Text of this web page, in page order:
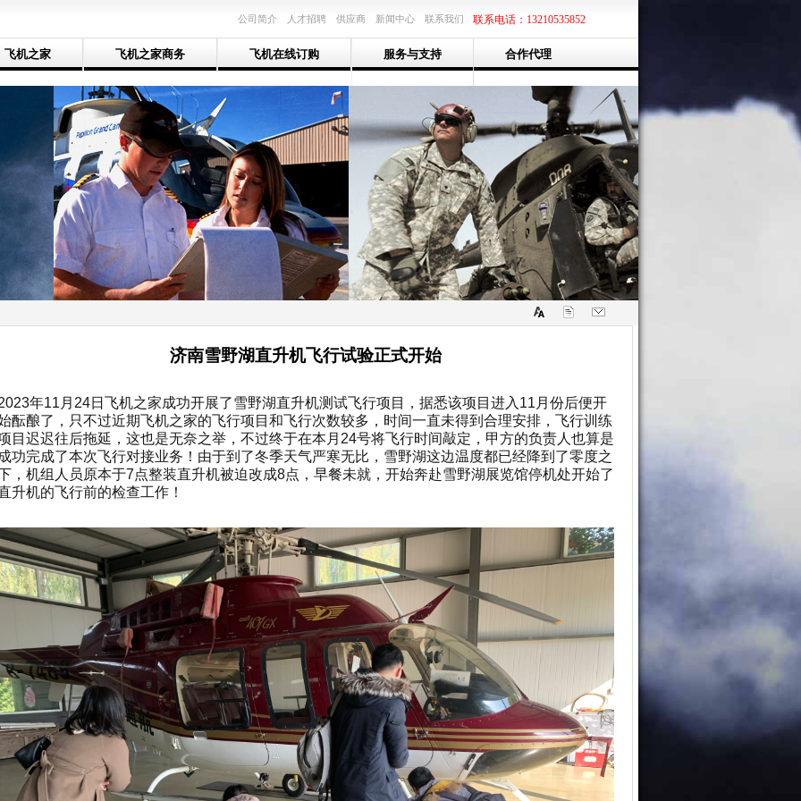
飞机之家 飞机之家商务 飞机在线订购 服务与支持 合作代理
济南雪野湖直升机飞行试验正式开始
年11月24日飞机之家成功开展了雪野湖直升机测试飞行项目，据悉该项目进入11月份后便开
酝酿了，只不过近期飞机之家的飞行项目和飞行次数较多，时间一直未得到合理安排，飞行训练
目迟迟往后拖延，这也是无奈之举，不过终于在本月24号将飞行时间敲定，甲方的负责人也算是
功完成了本次飞行对接业务！由于到了冬季天气严寒无比，雪野湖这边温度都已经降到了零度之
，机组人员原本于7点整装直升机被迫改成8点，早餐未就，开始奔赴雪野湖展览馆停机处开始了
升机的飞行前的检查工作！
联系电话：13210535852
公司简介 人才招聘 供应商 新闻中心 联系我们